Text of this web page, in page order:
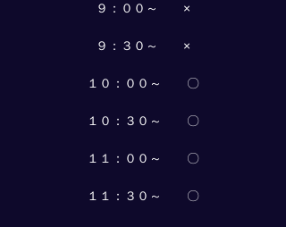
９：００～　　×
９：３０～　　×
１０：００～　　〇
１０：３０～　　〇
１１：００～　　〇
１１：３０～　　〇